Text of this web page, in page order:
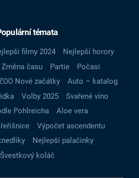
témata
filmy 2024
Nejlepší horory
Změna času Partie
Počasí
Nové začátky
Auto – katalog
Volby 2025
Svařené víno
Pohlreicha
Aloe vera
Výpočet ascendentu
Nejlepší palačinky
Švestkový koláč